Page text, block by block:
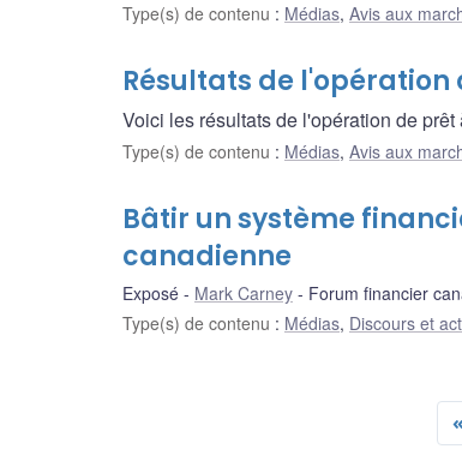
Type(s) de contenu : Médias, Avis aux
Résultats de l'opération
Voici les résultats de l'opération de
Type(s) de contenu : Médias, Avis aux
Bâtir un système
canadienne
Exposé Mark Carney Forum financier
Type(s) de contenu : Médias, Discours et